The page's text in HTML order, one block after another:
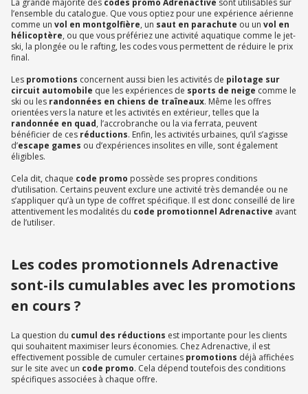
l’ensemble du catalogue. Que vous optiez pour une expérience aérienne
comme un vol en montgolfière, un saut en parachute ou un vol en
hélicoptère, ou que vous préfériez une activité aquatique comme le jet-
ski, la plongée ou le rafting, les codes vous permettent de réduire le prix
final.
Les promotions concernent aussi bien les activités de pilotage sur
circuit automobile que les expériences de sports de neige comme le
ski ou les randonnées en chiens de traîneaux. Même les offres
orientées vers la nature et les activités en extérieur, telles que la
randonnée en quad, l’accrobranche ou la via ferrata, peuvent
bénéficier de ces réductions. Enfin, les activités urbaines, qu’il s’agisse
d’escape games ou d’expériences insolites en ville, sont également
éligibles.
Cela dit, chaque code promo possède ses propres conditions
d’utilisation. Certains peuvent exclure une activité très demandée ou ne
s’appliquer qu’à un type de coffret spécifique. Il est donc conseillé de lire
attentivement les modalités du code promotionnel Adrenactive avant
de l’utiliser.
Les codes promotionnels Adrenactive
sont-ils cumulables avec les promotions
en cours ?
La question du cumul des réductions est importante pour les clients
qui souhaitent maximiser leurs économies. Chez Adrenactive, il est
effectivement possible de cumuler certaines promotions déjà affichées
sur le site avec un code promo. Cela dépend toutefois des conditions
spécifiques associées à chaque offre.